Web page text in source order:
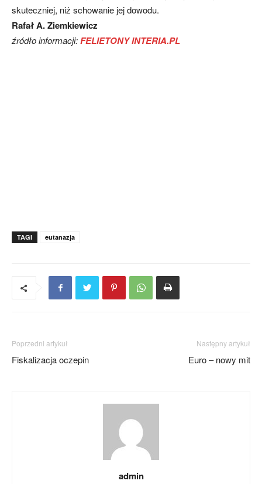
skuteczniej, niż schowanie jej dowodu.
Rafał A. Ziemkiewicz
źródło informacji:FELIETONY INTERIA.PL
TAGI eutanazja
Poprzedni artykuł
Fiskalizacja oczepin
Następny artykuł
Euro – nowy mit
admin